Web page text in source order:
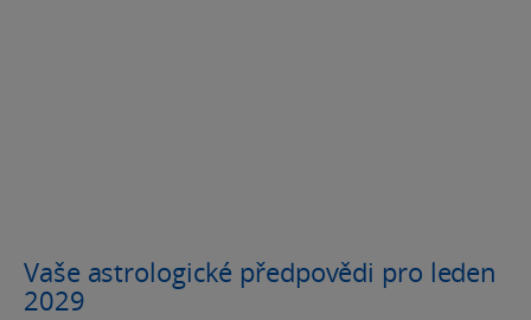
Vaše astrologické předpovědi pro leden
2029